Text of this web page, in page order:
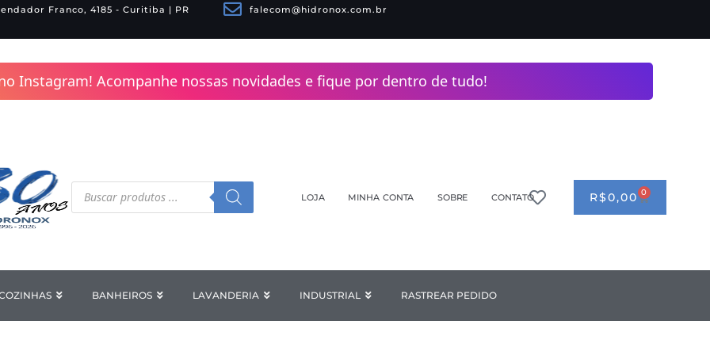
Franco, 4185 - Curitiba | PR falecom@hidronox.com.br
Instagram! Acompanhe nossas novidades e fique por dentro de tudo!
Pesquisar
produtos LOJA MINHA CONTA SOBRE CONTATO R$0,00 0 CART
Open COZINHAS
BANHEIROS Open BANHEIROS
LAVANDERIA Open LAVANDERIA
INDUSTRIAL Open INDUSTRIAL
RASTREAR PEDIDO